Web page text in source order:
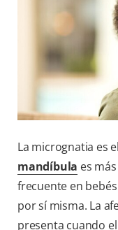
La micrognatia es
mandíbula es
frecuente en
por sí misma. La
presenta cuando